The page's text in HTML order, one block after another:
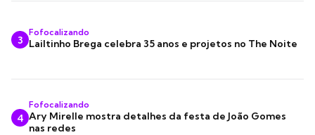
3
Fofocalizando
Lailtinho Brega celebra 35 anos e projetos no The Noite
4
Fofocalizando
Ary Mirelle mostra detalhes da festa de João Gomes
nas redes